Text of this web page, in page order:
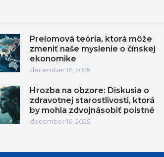
Prelomová teória, ktorá môže
zmeniť naše myslenie o čínskej
ekonomike
december 16, 2025
Hrozba na obzore: Diskusia o
zdravotnej starostlivosti, ktorá
by mohla zdvojnásobiť poistné
december 16, 2025